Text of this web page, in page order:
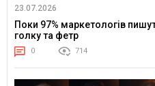
23.07.2026
Поки 97% маркетологів
голку та фетр
0 714